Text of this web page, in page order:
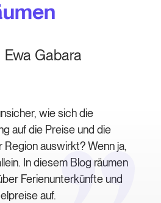
Ewa Gabara
wie sich die
auf die Preise und die
Region auswirkt? Wenn ja,
In diesem Blog räumen
Ferienunterkünfte und
auf.